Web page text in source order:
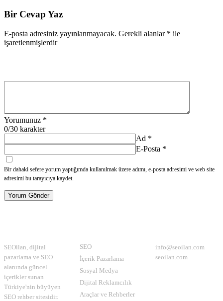
Bir Cevap Yaz
E-posta adresiniz yayınlanmayacak. Gerekli alanlar * ile
işaretlenmişlerdir
Yorumunuz *
0/30 karakter
Ad *
E-Posta *
Bir dahaki sefere yorum yaptığımda kullanılmak üzere adımı, e-posta adresimi ve web site
adresimi bu tarayıcıya kaydet.
Yorum Gönder
SEOilan, dijital
pazarlama ve SEO
alanında güncel
içerikler sunan
Türkiye'nin büyüyen
SEO rehber sitesidir.
SEO
İçerik Pazarlama
Sosyal Medya
Dijital Reklamcılık
Araçlar ve Rehberler
info@seoilan.com
seoilan.com